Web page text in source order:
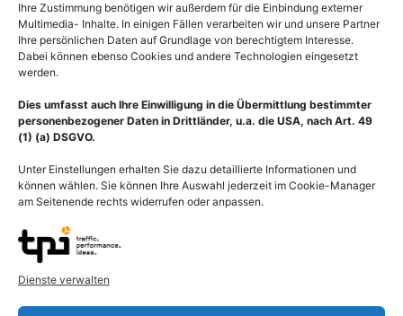
Ihre Zustimmung benötigen wir außerdem für die Einbindung externer
Multimedia- Inhalte. In einigen Fällen verarbeiten wir und unsere Partner
Ihre persönlichen Daten auf Grundlage von berechtigtem Interesse.
Dabei können ebenso Cookies und andere Technologien eingesetzt
werden.
Dies umfasst auch Ihre Einwilligung in die Übermittlung bestimmter
personenbezogener Daten in Drittländer, u.a. die USA, nach Art. 49
(1) (a) DSGVO.
Unter Einstellungen erhalten Sie dazu detaillierte Informationen und
können wählen. Sie können Ihre Auswahl jederzeit im Cookie-Manager
am Seitenende rechts widerrufen oder anpassen.
Dienste verwalten
Medical Art punktueller
Kopfschmerz (Cephalgie)